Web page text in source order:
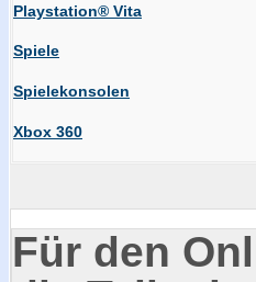
Playstation® Vita
Spiele
Spielekonsolen
Xbox 360
Für den